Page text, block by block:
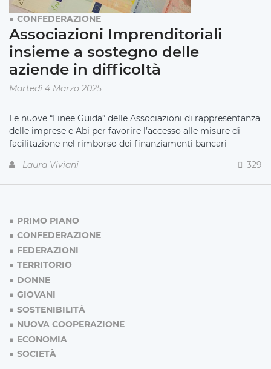
CONFEDERAZIONE
Associazioni Imprenditoriali
insieme a sostegno delle
aziende in difficoltà
Martedì 4 Marzo 2025
Le nuove “Linee Guida” delle Associazioni di rappresentanza
delle imprese e Abi per favorire l’accesso alle misure di
facilitazione nel rimborso dei finanziamenti bancari
Laura Viviani
329
PRIMO PIANO
CONFEDERAZIONE
FEDERAZIONI
TERRITORIO
DONNE
GIOVANI
SOSTENIBILITÀ
NUOVA COOPERAZIONE
ECONOMIA
SOCIETÀ